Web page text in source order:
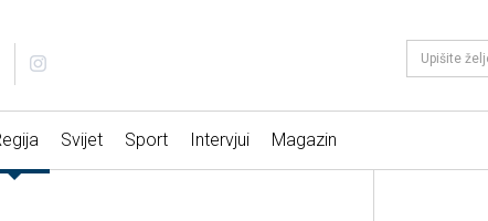
Svijet Sport Intervjui Magazin